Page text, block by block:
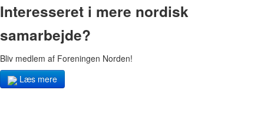
Interesseret i mere nordisk
samarbejde?
Bliv medlem af Foreningen Norden!
Læs mere